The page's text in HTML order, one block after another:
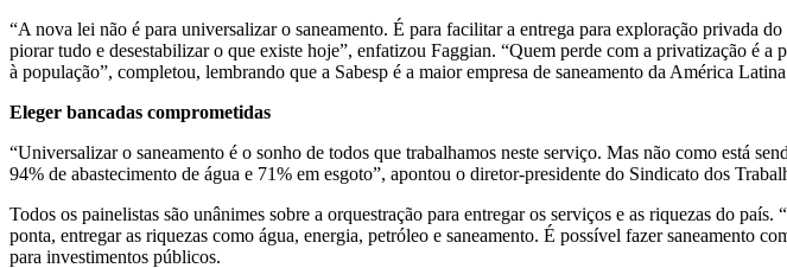
“A nova lei não é para universalizar o saneamento. É para facilitar a entrega para exploração privada
piorar tudo e desestabilizar o que existe hoje”, enfatizou Faggian. “Quem perde com a privatização é
à população”, completou, lembrando que a Sabesp é a maior empresa de saneamento da América
Eleger bancadas comprometidas
“Universalizar o saneamento é o sonho de todos que trabalhamos neste serviço. Mas não como está
94% de abastecimento de água e 71% em esgoto”, apontou o diretor-presidente do Sindicato dos
Todos os painelistas são unânimes sobre a orquestração para entregar os serviços e as riquezas do
ponta, entregar as riquezas como água, energia, petróleo e saneamento. É possível fazer saneamento
para investimentos públicos.